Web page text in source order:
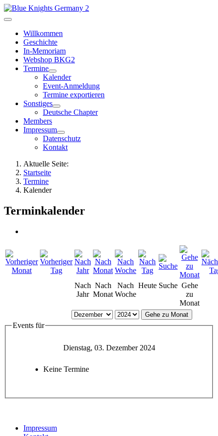
Willkommen
Geschichte
In-Memoriam
Webshop BKG2
Termine
Kalender
Event-Anmeldung
Termine exportieren
Sonstiges
Deutsche Chapter
Members
Impressum
Datenschutz
Kontakt
Aktuelle Seite:
Startseite
Termine
Kalender
Terminkalender
Nach
Jahr
Nach
Monat
Nach
Woche
Heute Suche Gehe
zu
Monat
Gehe zu Monat
Events für
Dienstag, 03. Dezember 2024
Keine Termine
Impressum